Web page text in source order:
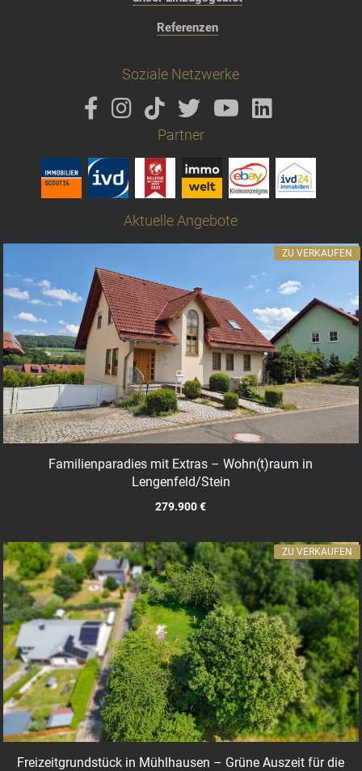
Referenzen
Soziale Netzwerke
Partner
Aktuelle Angebote
Familienparadies mit Extras – Wohn(t)raum in
Lengenfeld/Stein
279.900 €
ZU VERKAUFEN
Freizeitgrundstück in Mühlhausen – Grüne Auszeit für die
ZU VERKAUFEN